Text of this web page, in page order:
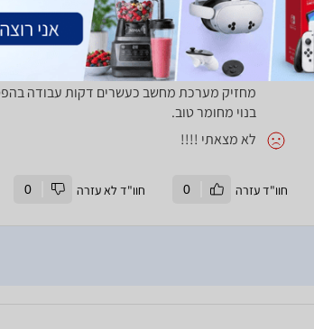
(מעולה).
קטן מידות.
מחיר מצחיק.
מחזיק מערכת מחשב כעשרים דקות עבודה
בנוי מחומר טוב.
לא מצאתי !!!!
חוו"ד עזרה 0 חוו"ד לא עזרה 0